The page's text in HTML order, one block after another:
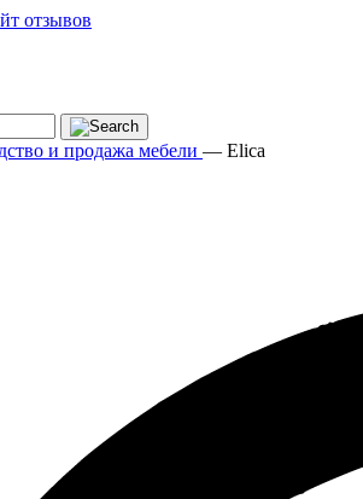
отзывов
и продажа мебели — Elica